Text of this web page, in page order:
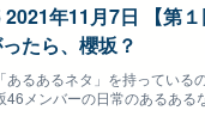
2021年11月7日 【第
たら、櫻坂？
あるあるネタ」を持っている
メンバーの日常のあるある
ていく企画です！